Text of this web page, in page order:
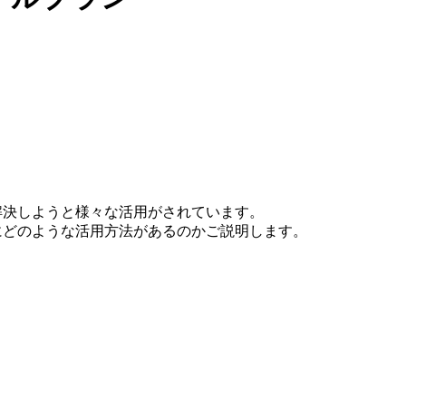
しようと様々な活用がされています。
のような活用方法があるのかご説明します。